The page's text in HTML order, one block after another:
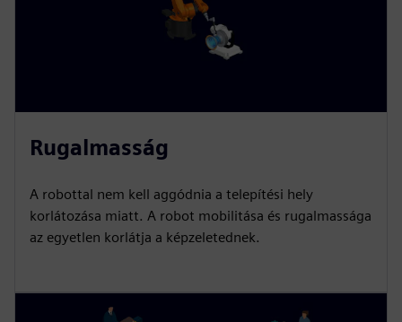
Rugalmasság
A robottal nem kell aggódnia a telepítési hely
korlátozása miatt. A robot mobilitása és rugalmassága
az egyetlen korlátja a képzeletednek.